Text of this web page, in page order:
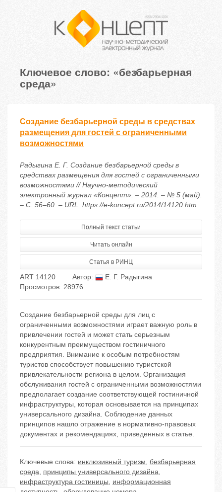
Ключевое слово: «безбарьерная
среда»
Создание безбарьерной среды в средствах
размещения для гостей с ограниченными
возможностями
Радыгина Е. Г. Создание безбарьерной среды в
средствах размещения для гостей с ограниченными
возможностями // Научно-методический
электронный журнал «Концепт». – 2014. – № 5 (май).
– С. 56–60. – URL: https://e-koncept.ru/2014/14120.htm
Полный текст статьи
Читать онлайн
Статья в РИНЦ
ART 14120 Автор:
Е. Г. Радыгина
Просмотров: 28976
Создание безбарьерной среды для лиц с
ограниченными возможностями играет важную роль в
привлечении гостей и может стать серьезным
конкурентным преимуществом гостиничного
предприятия. Внимание к особым потребностям
туристов способствует повышению туристской
привлекательности региона в целом. Организация
обслуживания гостей с ограниченными возможностями
предполагает создание соответствующей гостиничной
инфраструктуры, которая основывается на принципах
универсального дизайна. Соблюдение данных
принципов нашло отражение в нормативно-правовых
документах и рекомендациях, приведенных в статье.
Ключевые слова: инклюзивный туризм, безбарьерная
среда, принципы универсального дизайна,
инфраструктура гостиницы, информационная